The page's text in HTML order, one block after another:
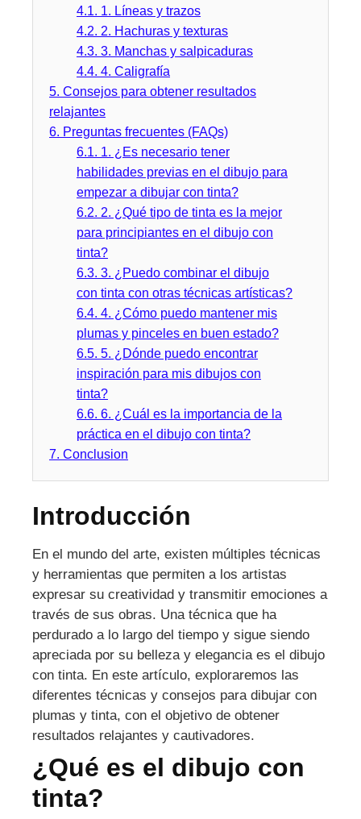
4.1. 1. Líneas y trazos
4.2. 2. Hachuras y texturas
4.3. 3. Manchas y salpicaduras
4.4. 4. Caligrafía
5. Consejos para obtener resultados
relajantes
6. Preguntas frecuentes (FAQs)
6.1. 1. ¿Es necesario tener
habilidades previas en el dibujo para
empezar a dibujar con tinta?
6.2. 2. ¿Qué tipo de tinta es la mejor
para principiantes en el dibujo con
tinta?
6.3. 3. ¿Puedo combinar el dibujo
con tinta con otras técnicas artísticas?
6.4. 4. ¿Cómo puedo mantener mis
plumas y pinceles en buen estado?
6.5. 5. ¿Dónde puedo encontrar
inspiración para mis dibujos con
tinta?
6.6. 6. ¿Cuál es la importancia de la
práctica en el dibujo con tinta?
7. Conclusion
Introducción
En el mundo del arte, existen múltiples técnicas
y herramientas que permiten a los artistas
expresar su creatividad y transmitir emociones a
través de sus obras. Una técnica que ha
perdurado a lo largo del tiempo y sigue siendo
apreciada por su belleza y elegancia es el dibujo
con tinta. En este artículo, exploraremos las
diferentes técnicas y consejos para dibujar con
plumas y tinta, con el objetivo de obtener
resultados relajantes y cautivadores.
¿Qué es el dibujo con
tinta?